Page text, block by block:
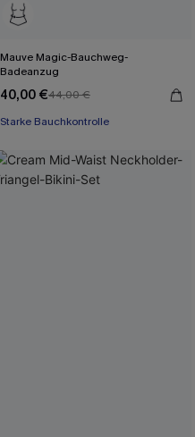
Mauve Magic-Bauchweg-
Badeanzug
40,00 €44,00 €
Starke Bauchkontrolle